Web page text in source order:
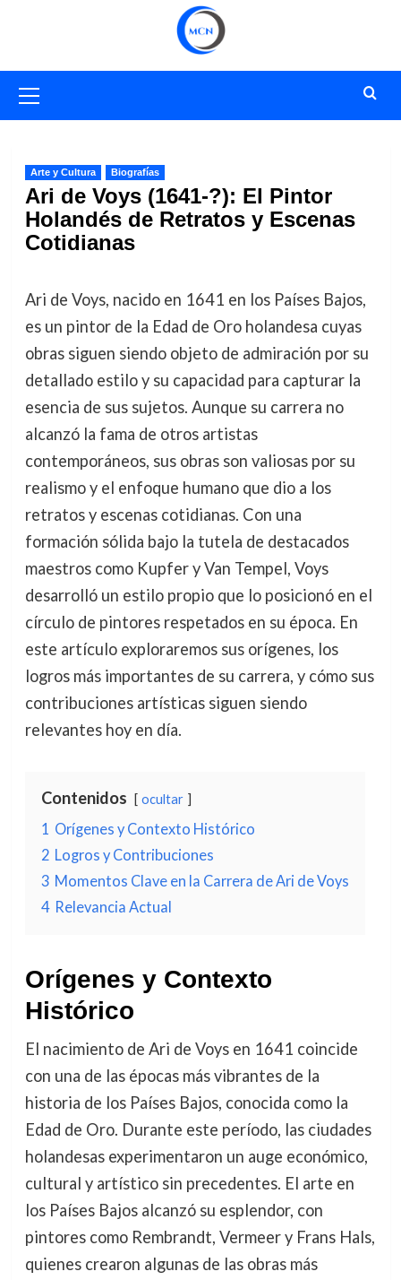
primario
Arte y Cultura Biografías
Ari de Voys (1641-?): El Pintor
Holandés de Retratos y Escenas
Cotidianas
Ari de Voys, nacido en 1641 en los Países Bajos,
es un pintor de la Edad de Oro holandesa cuyas
obras siguen siendo objeto de admiración por su
detallado estilo y su capacidad para capturar la
esencia de sus sujetos. Aunque su carrera no
alcanzó la fama de otros artistas
contemporáneos, sus obras son valiosas por su
realismo y el enfoque humano que dio a los
retratos y escenas cotidianas. Con una
formación sólida bajo la tutela de destacados
maestros como Kupfer y Van Tempel, Voys
desarrolló un estilo propio que lo posicionó en el
círculo de pintores respetados en su época. En
este artículo exploraremos sus orígenes, los
logros más importantes de su carrera, y cómo sus
contribuciones artísticas siguen siendo
relevantes hoy en día.
Contenidos ocultar
1 Orígenes y Contexto Histórico
2 Logros y Contribuciones
3 Momentos Clave en la Carrera de Ari de Voys
4 Relevancia Actual
Orígenes y Contexto
Histórico
El nacimiento de Ari de Voys en 1641 coincide
con una de las épocas más vibrantes de la
historia de los Países Bajos, conocida como la
Edad de Oro. Durante este período, las ciudades
holandesas experimentaron un auge económico,
cultural y artístico sin precedentes. El arte en
los Países Bajos alcanzó su esplendor, con
pintores como Rembrandt, Vermeer y Frans Hals,
quienes crearon algunas de las obras más